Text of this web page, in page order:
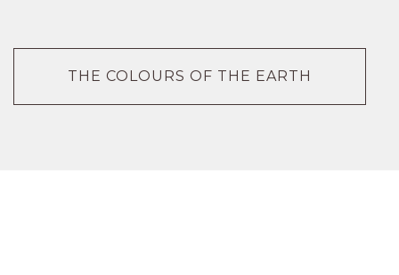
THE COLOURS OF THE EARTH